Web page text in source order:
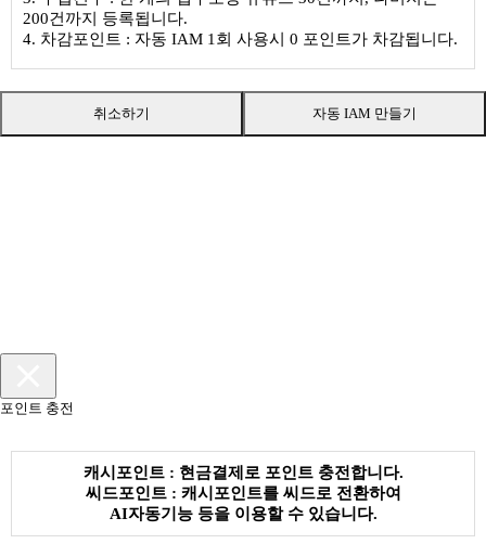
200건까지 등록됩니다.
4. 차감포인트 : 자동 IAM 1회 사용시 0 포인트가 차감됩니다.
취소하기 자동 IAM 만들기
포인트 충전
캐시포인트 : 현금결제로 포인트 충전합니다.
씨드포인트 : 캐시포인트를 씨드로 전환하여
AI자동기능 등을 이용할 수 있습니다.